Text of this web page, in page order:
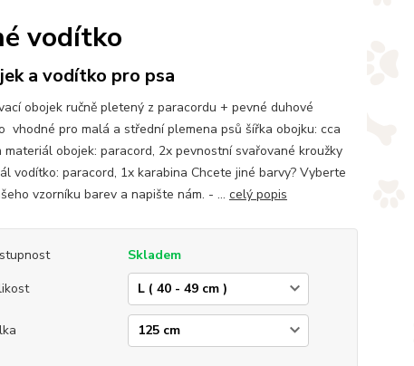
vodítko
a vodítko pro psa
obojek ručně pletený z paracordu + pevné duhové
vhodné pro malá a střední plemena psů šířka obojku: cca
materiál obojek: paracord, 2x pevnostní svařované kroužky
vodítko: paracord, 1x karabina Chcete jiné barvy? Vyberte
vzorníku barev a napište nám. - ... celý popis
Skladem